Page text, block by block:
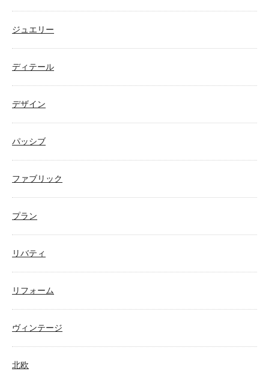
ジュエリー
ディテール
デザイン
パッシブ
ファブリック
プラン
リバティ
リフォーム
ヴィンテージ
北欧